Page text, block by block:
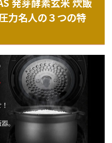
発芽酵素玄米 炊飯
力名人の３つの特